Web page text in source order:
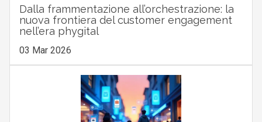
Dalla frammentazione all’orchestrazione: la
nuova frontiera del customer engagement
nell’era phygital
03 Mar 2026